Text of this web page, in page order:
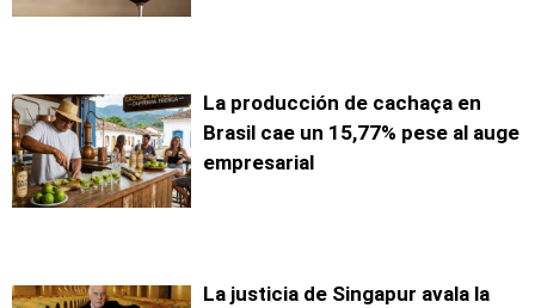
La producción de cachaça en
Brasil cae un 15,77% pese al auge
empresarial
La justicia de Singapur avala la